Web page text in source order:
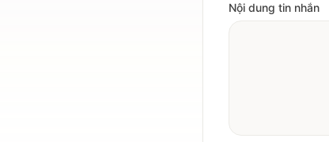
Nội dung tin nhắn